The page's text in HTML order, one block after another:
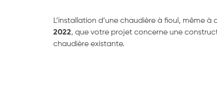
L’installation d’une chaudière à fioul, même
2022, que votre projet concerne une
chaudière existante.